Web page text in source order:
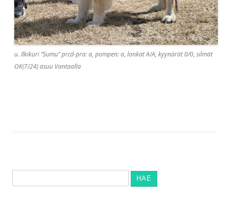
u. Ilkikuri ”Sumu” prcd-pra: a, pompen: a, lonkat A/A, kyynärät 0/0, silmät
OK(7/24) asuu Vantaalla